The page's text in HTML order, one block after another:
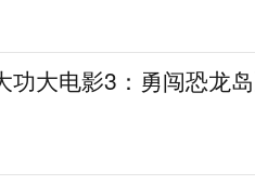
功大电影3：勇闯恐龙